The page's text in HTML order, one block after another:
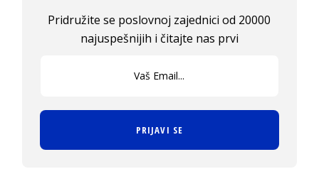
Pridružite se poslovnoj zajednici od 20000
najuspešnijih i čitajte nas prvi
PRIJAVI SE